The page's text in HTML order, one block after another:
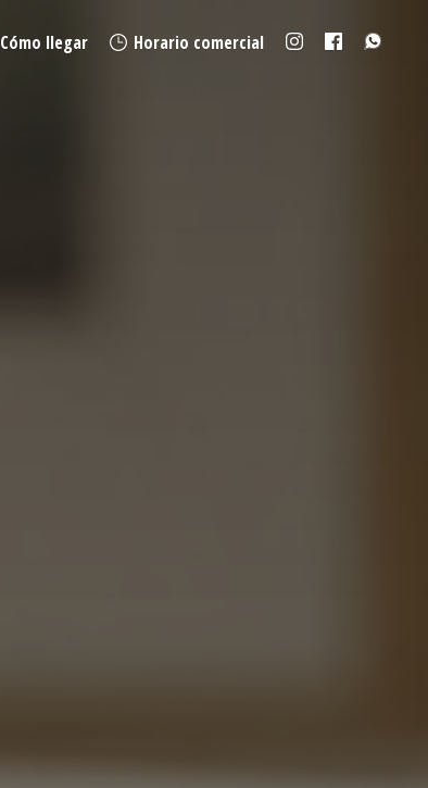
Cómo llegar Horario comercial